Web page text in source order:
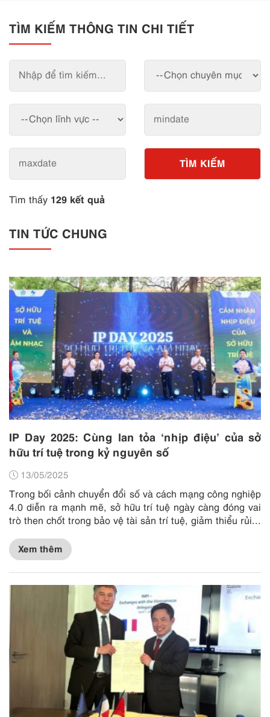
TÌM KIẾM THÔNG TIN CHI TIẾT
TÌM KIẾM
Tìm thấy 129 kết quả
TIN TỨC CHUNG
IP Day 2025: Cùng lan tỏa ‘nhịp điệu’ của sở
hữu trí tuệ trong kỷ nguyên số
13/05/2025
Trong bối cảnh chuyển đổi số và cách mạng công nghiệp
4.0 diễn ra mạnh mẽ, sở hữu trí tuệ ngày càng đóng vai
trò then chốt trong bảo vệ tài sản trí tuệ, giảm thiểu rủi...
Xem thêm